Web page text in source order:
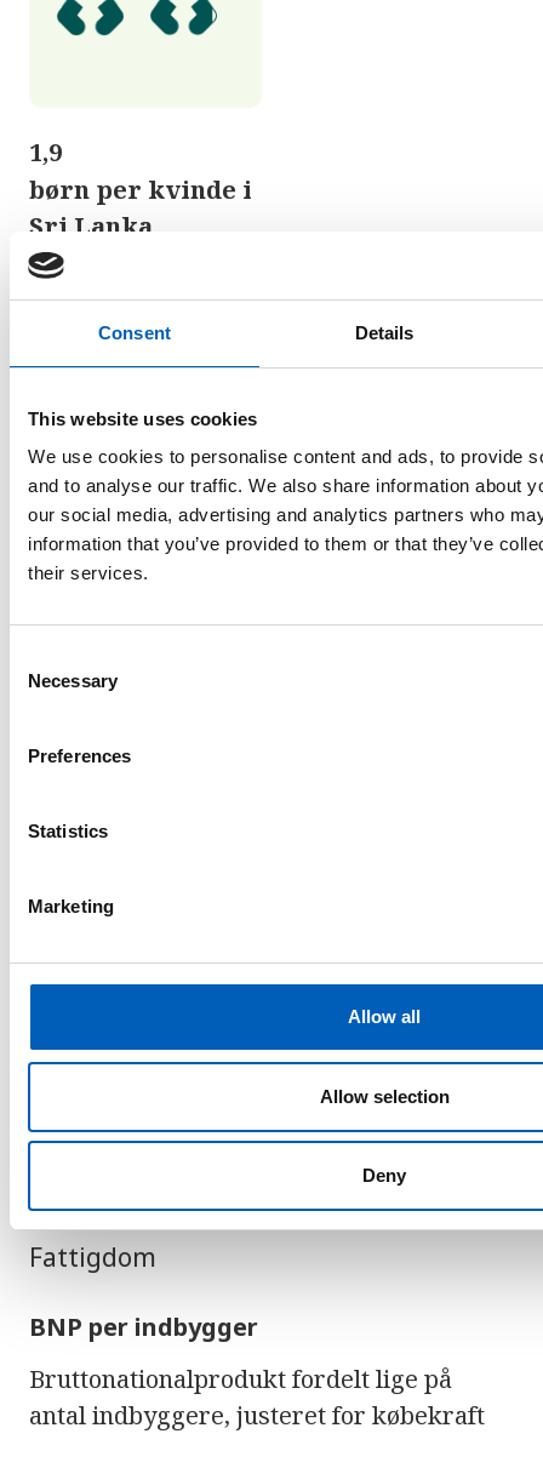
Consent Details
This website uses cookies
We use cookies to personalise content and ads, to provide
and to analyse our traffic. We also share information about
our social media, advertising and analytics partners who
information that you’ve provided to them or that they’ve
their services.
Necessary
Preferences
Statistics
Marketing
Allow all
Allow selection
Deny
1,9
børn per kvinde i
Sri Lanka
Statistik Fertilitet
Børnedødelighed
Antal barn som dør, før de har fyldt fem år,
per tusind fødte
børn der dør per
i Sri Lanka
Se statistik over børnedødelighed i
alle lande
Fattigdom
BNP per indbygger
Bruttonationalprodukt fordelt lige på
antal indbyggere, justeret for købekraft